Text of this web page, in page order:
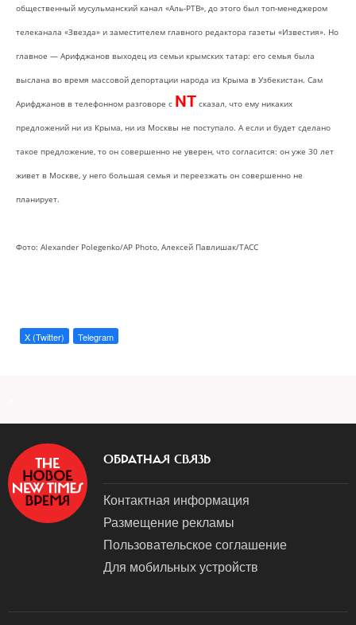
общественный мусульманский канал «Аль-РТВ», до этого был топ-менеджером
телеканала «Звезда» и заместителем главного редактора газеты «Известия». Но
главное — Арифджанов выходец из семьи крымских татар: его семья была
выслана во время массовой депортации народа из Крыма в Узбекистан. Сам
Арифджанов в телефонном разговоре с NT сказал, что ему никаких
предложений ни из Крыма, ни из Москвы не поступало. А если и будет сделано
такое предложение, то он совершенно не уверен, что согласится: он уже 30 лет
живет в Москве, у него большая семья и переезжать он совершенно не
планирует.
Фото: Alexander Рolegenko/АР Рhoto, Алексей Павлишак/ТАСС
X (Twitter) Telegram
ОБРАТНАЯ СВЯЗЬ
Контактная информация
Размещение рекламы
Пользовательское соглашение
Для мобильных устройств